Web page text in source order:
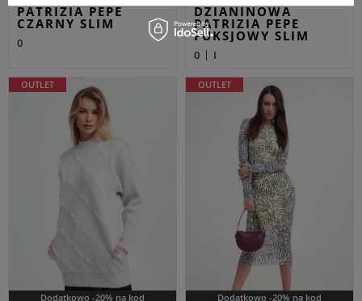
PATRIZIA PEPE
CZARNY SLIM
0
DZIANINOWA
PATRIZIA PEPE
FUKSJOWY SLIM
0 I
Dodatkowo -20% na kod
OUTLET
Dodatkowo -20% na kod
OUTLET